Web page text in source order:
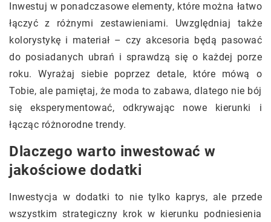
Inwestuj w ponadczasowe elementy, które można łatwo
łączyć z różnymi zestawieniami. Uwzględniaj także
kolorystykę i materiał – czy akcesoria będą pasować
do posiadanych ubrań i sprawdzą się o każdej porze
roku. Wyrażaj siebie poprzez detale, które mówą o
Tobie, ale pamiętaj, że moda to zabawa, dlatego nie bój
się eksperymentować, odkrywając nowe kierunki i
łącząc różnorodne trendy.
Dlaczego warto inwestować w
jakościowe dodatki
Inwestycja w dodatki to nie tylko kaprys, ale przede
wszystkim strategiczny krok w kierunku podniesienia